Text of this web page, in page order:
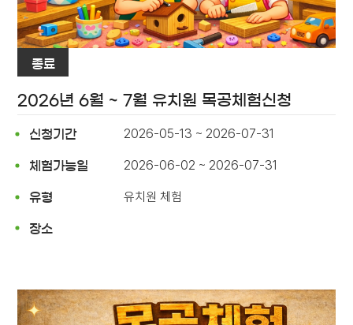
종료
2026년 6월 ~ 7월 유치원 목공체험신청
신청기간 2026-05-13 ~ 2026-07-31
체험가능일 2026-06-02 ~ 2026-07-31
유형 유치원 체험
장소